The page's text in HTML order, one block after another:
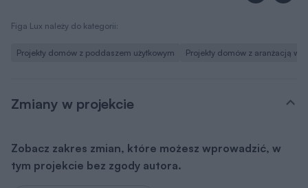
Figa Lux należy do kategorii:
Projekty domów z poddaszem użytkowym Projekty domów z aranżacją
Zmiany w projekcie
Zobacz zakres zmian, które możesz wprowadzić, w
tym projekcie bez zgody autora.